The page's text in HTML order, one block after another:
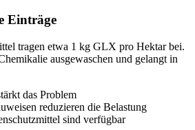
Einträge
tragen etwa 1 kg GLX pro Hektar bei.
ausgewaschen und gelangt in
das Problem
reduzieren die Belastung
sind verfügbar